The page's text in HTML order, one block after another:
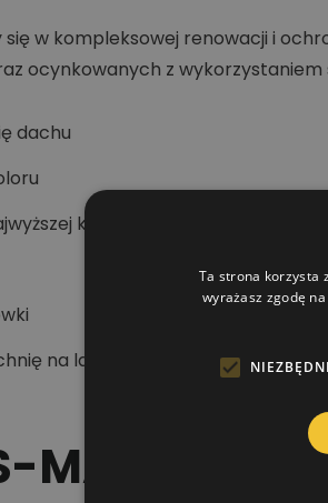
się w kompleksowej renowacji i
ocynkowanych z
dachu
klasy
na lata
Ta strona korzysta
wyrażasz zgodę